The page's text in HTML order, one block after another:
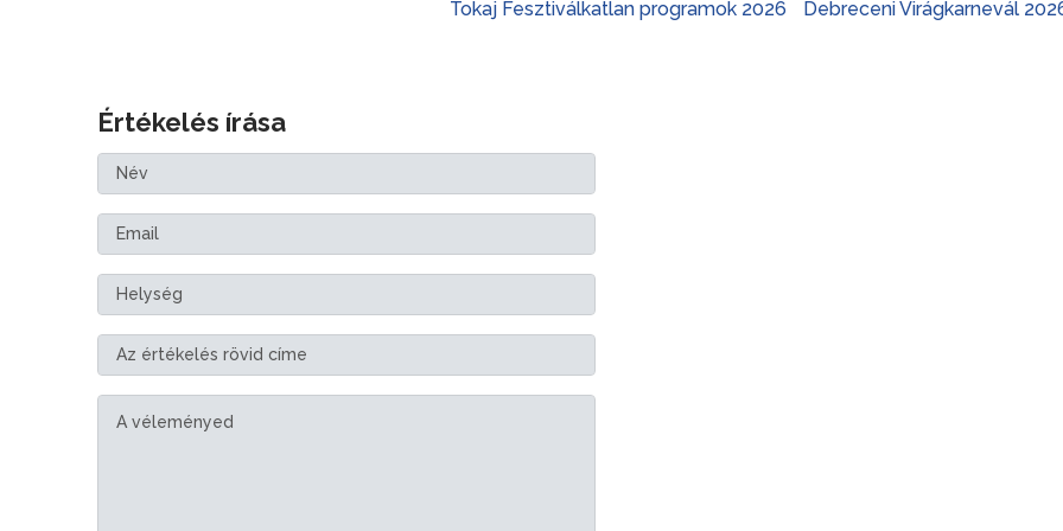
Tokaj Fesztiválkatlan programok 2026 Debreceni Virágkarnevál
Értékelés írása